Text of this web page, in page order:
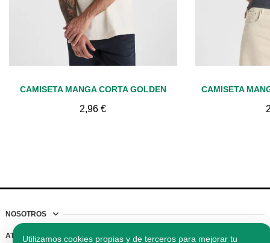
Vista rápida
CAMISETA MANGA CORTA GOLDEN
2,96 €
NOSOTROS
ATENCIÓN AL CLIENTE
Utilizamos cookies propias y de terceros para mejorar tu